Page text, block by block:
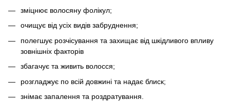
зміцнює волосяну фолікул;
очищує від усіх видів забруднення;
полегшує розчісування та захищає від шкідливого впливу
зовнішніх факторів
збагачує та живить волосся;
розгладжує по всій довжині та надає блиск;
знімає запалення та роздратування.